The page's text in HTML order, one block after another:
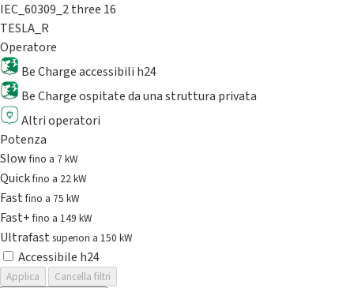
IEC_60309_2 three 16
TESLA_R
Operatore
Be Charge accessibili h24
Be Charge ospitate da una struttura privata
Altri operatori
Potenza
Slowfino a 7 kW
Quickfino a 22 kW
Fastfino a 75 kW
Fast+fino a 149 kW
Ultrafast superiori a 150 kW
Accessibile h24
Applica
Cancella filtri